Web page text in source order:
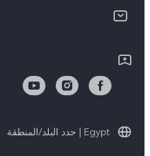
Y31d
إجراء حجز للإصلاح
خدمة التوصيل للإصلاح
الاستعلام عن مستوى تقدم الإصلاح
بيان الخصوصية بشأن خدمة العملاء
Egypt | حدد البلد/المنطقة